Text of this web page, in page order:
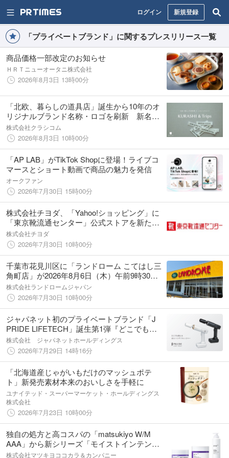
ログイン 新規登録
「プライベートブランド」に関するプレスリリース一覧
商品価格一部改定のお知らせ
ＨＲＴニューオータニ株式会社
2026年8月3日 13時00分
「北欧、暮らしの道具店」誕生から10年のオ
リジナルブランド名称・ロゴを刷新 新名称
は「KURASHI&Trips」
株式会社クラシコム
2026年8月3日 10時00分
「AP LAB」がTikTok Shopに登場！ライブコ
マースとショート動画で商品の魅力を発信
オークファン
2026年7月30日 15時00分
株式会社チヨダ、「Yahoo!ショッピング」に
「東京靴流通センター」公式ストアを新たに
オープン！
株式会社チヨダ
2026年7月30日 10時00分
千葉市花見川区に「ランドローム こてはし三
角町店」が2026年8月6日（木）午前9時30分
オープン！『真面目シリーズ』など地域の食
卓を支える商品を展開
株式会社ランドロームジャパン
2026年7月30日 10時00分
ジャパネット初のプライベートブランド「J
PRIDE LIFETECH」誕生第1弾『どこでも使
える高圧ハンディウォッシャー』を7月29日
（水）より販売開始
株式会社 ジャパネットホールディングス
2026年7月29日 14時16分
「北海道産じゃがいもだけのマッシュポテ
ト」新発売素材本来のおいしさを手軽に
ユナイテッド・スーパーマーケット・ホールディングス
株式会社
2026年7月23日 10時00分
独自の処方と高コスパの「matsukiyo W/M
AAA」から新シリーズ「モイストインテンシ
ブEX」と炭酸泡洗顔が登場
株式会社マツキヨココカラ＆カンパニー